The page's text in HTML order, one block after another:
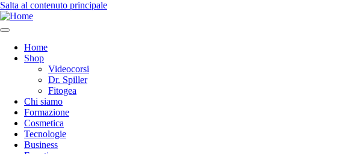
Salta al contenuto principale
Navigazione
Home
Shop
Videocorsi
Dr. Spiller
Fitogea
Chi siamo
Formazione
Cosmetica
Tecnologie
Business